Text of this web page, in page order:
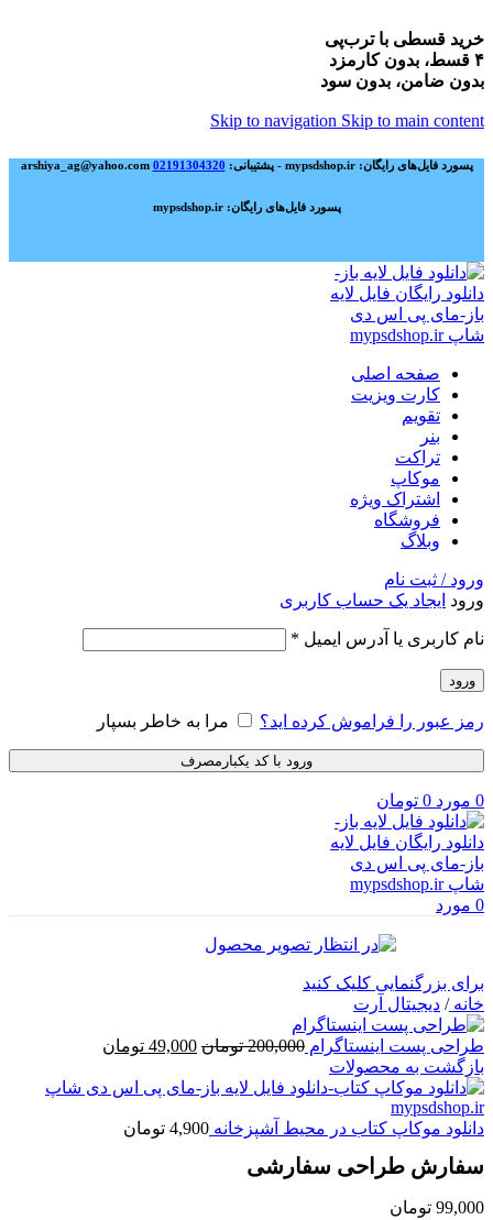
خرید قسطی با ترب‌پی
۴ قسط، بدون کارمزد
بدون ضامن، بدون سود
Skip to navigation Skip to main content
پسورد فایل‌های رایگان: mypsdshop.ir - پشتیبانی: arshiya_ag@yahoo.com 02191304320
پسورد فایل‌های رایگان: mypsdshop.ir
صفحه اصلی
کارت ویزیت
تقویم
بنر
تراکت
موکاپ
اشتراک ویژه
فروشگاه
وبلاگ
ورود / ثبت نام
ورود ایجاد یک حساب کاربری
نام کاربری یا آدرس ایمیل *
ورود
رمز عبور را فراموش کرده اید؟ مرا به خاطر بسپار
ورود با کد یکبارمصرف
0 مورد 0 تومان
0 مورد
برای بزرگنمایی کلیک کنید
خانه/ دیجیتال آرت
طراحی پست اینستاگرام 200,000 تومان قیمت
200,000 تومان
49,000 تومان
49,000 تومان
بازگشت به محصولات
دانلود موکاپ کتاب در محیط آشپزخانه 4,900 تومان
سفارش طراحی سفارشی
99,000 تومان